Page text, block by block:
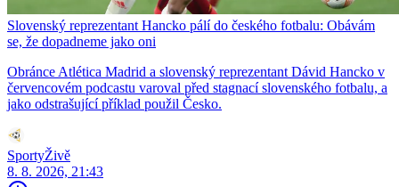
Slovenský reprezentant Hancko pálí do českého fotbalu: Obávám
se, že dopadneme jako oni
Obránce Atlética Madrid a slovenský reprezentant Dávid Hancko v
červencovém podcastu varoval před stagnací slovenského fotbalu, a
jako odstrašující příklad použil Česko.
SportyŽivě
8. 8. 2026, 21:43